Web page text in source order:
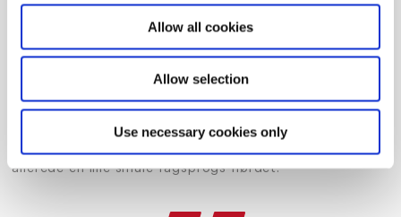
Allow all cookies
Allow selection
Use necessary cookies only
hvad hun gerne vil bruge det til.
”Først og fremmest, så vil jeg noget med trouble shoot.
Jeg vil finde problemet og finde ud af, hvad der skal til
for at løse det ud fra data,” fortæller hun målrettet og
allerede en lille smule fagsprogs-nørdet.